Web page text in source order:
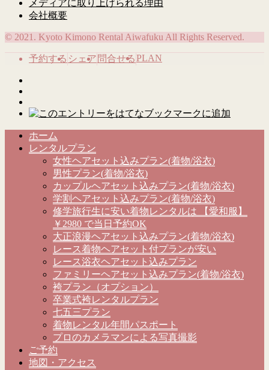
メディアに取り上げられる理由
会社概要
© 2021. Kyoto Kimono Rental Aiwafuku All Rights Reserved.
予約する シェア 問合せるPLAN
ホーム
レンタルプラン
女性ヘアセット込みプラン(着物/浴衣)
男性プラン(着物/浴衣)
カップルヘアセット込みプラン(着物/浴衣)
学割ヘアセット込みプラン(着物/浴衣)
修学旅行生に安い着物レンタルは 【愛和服】
￥2980 で当日予約OK
大正浪漫ヘアセット込みプラン(着物/浴衣)
レース着物ヘアセット付プランが安い
レース浴衣ヘアセット込みプラン
ファミリーヘアセット込みプラン(着物/浴衣)
袴プラン（オプション）
卒業式袴レンタルプラン
七五三プラン
着物レンタル年間パスポート
プロのカメラマンによる写真撮影
ご予約
地図・アクセス